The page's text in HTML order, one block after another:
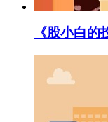
《股小白